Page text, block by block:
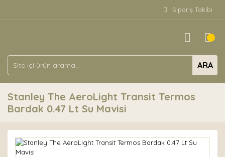
Sipariş Takibi
ARA
Stanley The AeroLight Transit Termos
Bardak 0.47 Lt Su Mavisi